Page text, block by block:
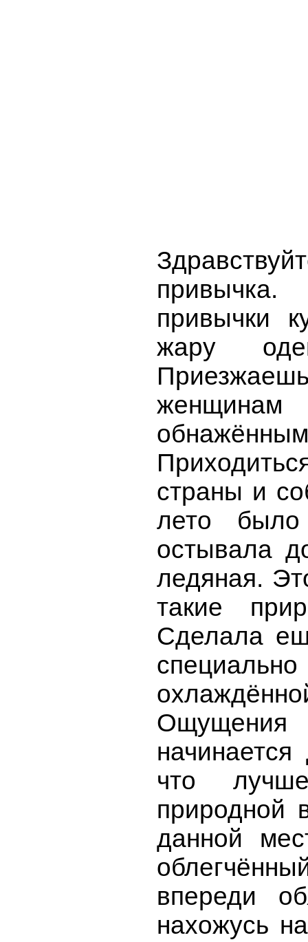
привычка.
привычки
жару
страны и
лето
остывала
ледяная.
такие
Сделала
что
природной
данной
впереди
нахожусь